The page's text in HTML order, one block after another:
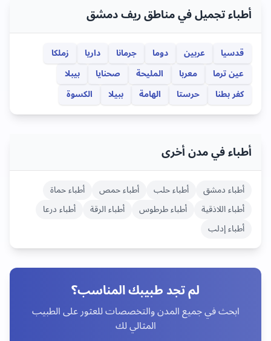
أطباء تجميل في مناطق ريف دمشق
قدسيا عربين دوما جرمانا داريا
زملكا
عين ترما
معربا المليحة صحنايا
بيبلا
كفر بطنا
حرستا الهامة ببيلا الكسوة
أطباء في مدن أخرى
أطباءدمشق أطباءحلب أطباءحمص أطباءحماة
أطباءاللاذقية أطباءطرطوس أطباءالرقة أطباءدرعا
أطباءإدلب
لم تجد طبيبك المناسب؟
ابحث في جميع المدن والتخصصات للعثور على الطبيب
المثالي لك